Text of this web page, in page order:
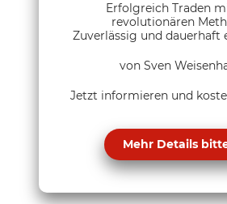
Erfolgreich Traden
revolutionären
Zuverlässig und dauerhaft
von Sven
Jetzt informieren und
Mehr Details